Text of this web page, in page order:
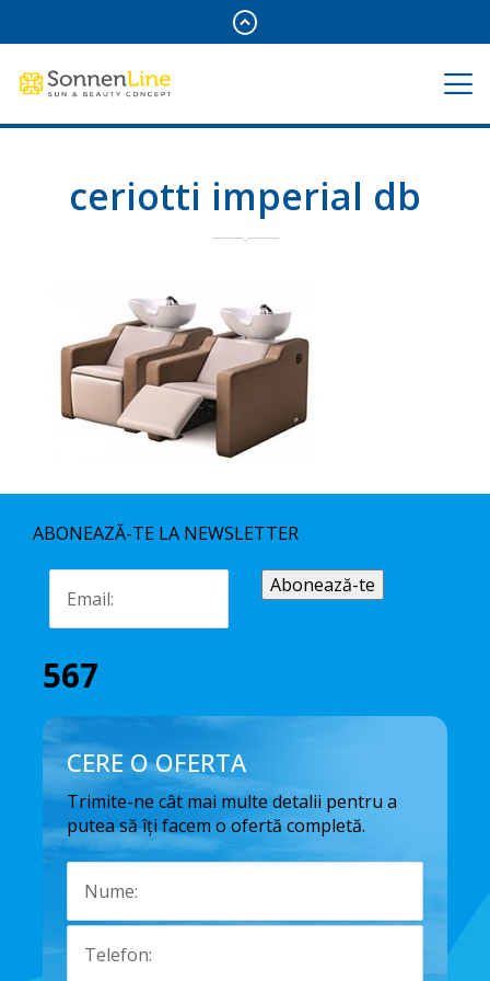
ceriotti imperial db
ABONEAZĂ-TE LA NEWSLETTER
567
CERE O OFERTA
Trimite-ne cât mai multe detalii pentru a
putea să îți facem o ofertă completă.